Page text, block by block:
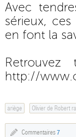
Avec
sérieux,
en font la
http://
ariège Olivier de Robert
Commentaires 7